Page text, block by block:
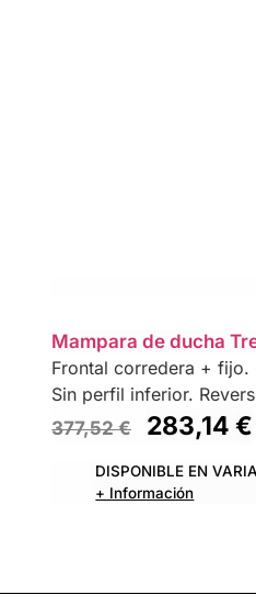
Mampara de ducha
Frontal corredera +
Sin perfil inferior.
377,52€ 283,14€
DISPONIBLE EN
+ Información